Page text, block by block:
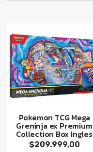
Pokemon TCG Mega
Greninja ex Premium
Collection Box Ingles
$209.999,00